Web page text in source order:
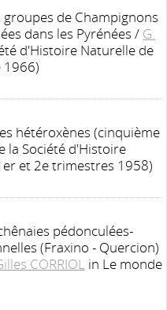
de Champignons
dans les Pyrénées / G.
d'Histoire Naturelle de
1966)
hétéroxènes (cinquième
la Société d'Histoire
et 2e trimestres 1958)
pédonculées-
(Fraxino - Quercion)
CORRIOL in Le monde